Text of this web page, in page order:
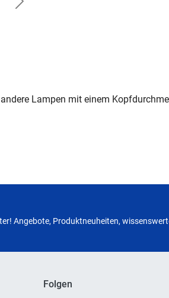
Next
Lampen mit einem
Angebote, Produktneuheiten,
Folgen